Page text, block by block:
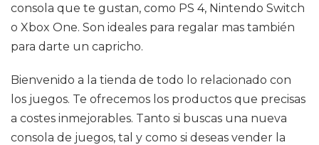
consola que te gustan, como PS 4, Nintendo Switch
o Xbox One. Son ideales para regalar mas también
para darte un capricho.
Bienvenido a la tienda de todo lo relacionado con
los juegos. Te ofrecemos los productos que precisas
a costes inmejorables. Tanto si buscas una nueva
consola de juegos, tal y como si deseas vender la